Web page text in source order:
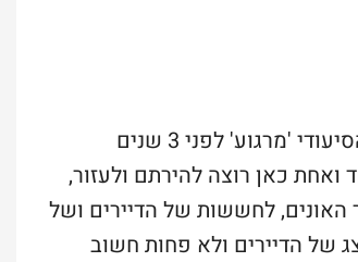
דורית כהן, עובדת מזה 25 שנה בתחום העבודה הסוציאלית. היא הגיעה למרכז הסיעודי 'מרגוע' לפני 3 שנים
כאן רוצה להירתם ולעזור,
לחששות של הדיירים ושל
של הדיירים ולא פחות חשוב